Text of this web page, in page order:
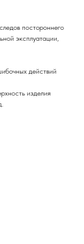
постороннего
эксплуатации,
действий
изделия